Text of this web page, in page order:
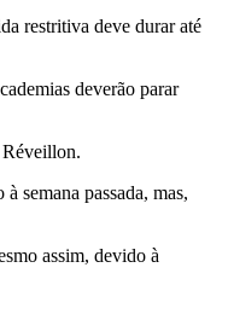
restritiva deve durar até
deverão parar
Réveillon.
semana passada, mas,
assim, devido à